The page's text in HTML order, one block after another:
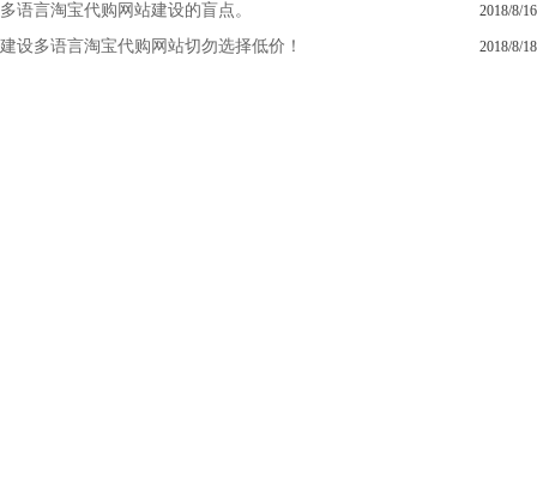
多语言淘宝代购网站建设的盲点。 2018/8/16
建设多语言淘宝代购网站切勿选择低价！ 2018/8/18